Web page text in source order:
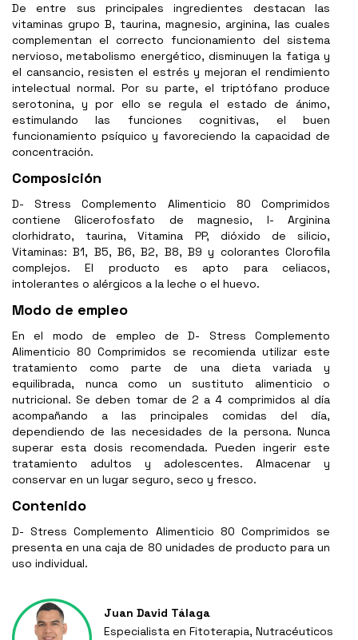
De entre sus principales ingredientes destacan las
vitaminas grupo B, taurina, magnesio, arginina, las cuales
complementan el correcto funcionamiento del sistema
nervioso, metabolismo energético, disminuyen la fatiga y
el cansancio, resisten el estrés y mejoran el rendimiento
intelectual normal. Por su parte, el triptófano produce
serotonina, y por ello se regula el estado de ánimo,
estimulando las funciones cognitivas, el buen
funcionamiento psíquico y favoreciendo la capacidad de
concentración.
Composición
D- Stress Complemento Alimenticio 80 Comprimidos
contiene Glicerofosfato de magnesio, l- Arginina
clorhidrato, taurina, Vitamina PP, dióxido de silicio,
Vitaminas: B1, B5, B6, B2, B8, B9 y colorantes Clorofila
complejos. El producto es apto para celiacos,
intolerantes o alérgicos a la leche o el huevo.
Modo de empleo
En el modo de empleo de D- Stress Complemento
Alimenticio 80 Comprimidos se recomienda utilizar este
tratamiento como parte de una dieta variada y
equilibrada, nunca como un sustituto alimenticio o
nutricional. Se deben tomar de 2 a 4 comprimidos al día
acompañando a las principales comidas del día,
dependiendo de las necesidades de la persona. Nunca
superar esta dosis recomendada. Pueden ingerir este
tratamiento adultos y adolescentes. Almacenar y
conservar en un lugar seguro, seco y fresco.
Contenido
D- Stress Complemento Alimenticio 80 Comprimidos se
presenta en una caja de 80 unidades de producto para un
uso individual.
Juan David Tálaga
Especialista en Fitoterapia, Nutracéuticos